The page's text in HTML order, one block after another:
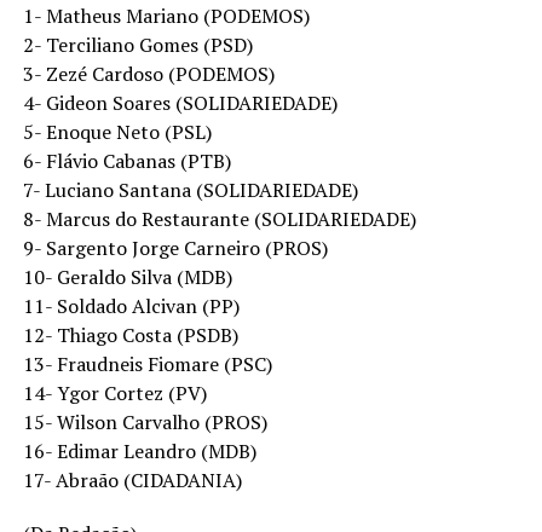
1- Matheus Mariano (PODEMOS)
2- Terciliano Gomes (PSD)
3- Zezé Cardoso (PODEMOS)
4- Gideon Soares (SOLIDARIEDADE)
5- Enoque Neto (PSL)
6- Flávio Cabanas (PTB)
7- Luciano Santana (SOLIDARIEDADE)
8- Marcus do Restaurante (SOLIDARIEDADE)
9- Sargento Jorge Carneiro (PROS)
10- Geraldo Silva (MDB)
11- Soldado Alcivan (PP)
12- Thiago Costa (PSDB)
13- Fraudneis Fiomare (PSC)
14- Ygor Cortez (PV)
15- Wilson Carvalho (PROS)
16- Edimar Leandro (MDB)
17- Abraão (CIDADANIA)